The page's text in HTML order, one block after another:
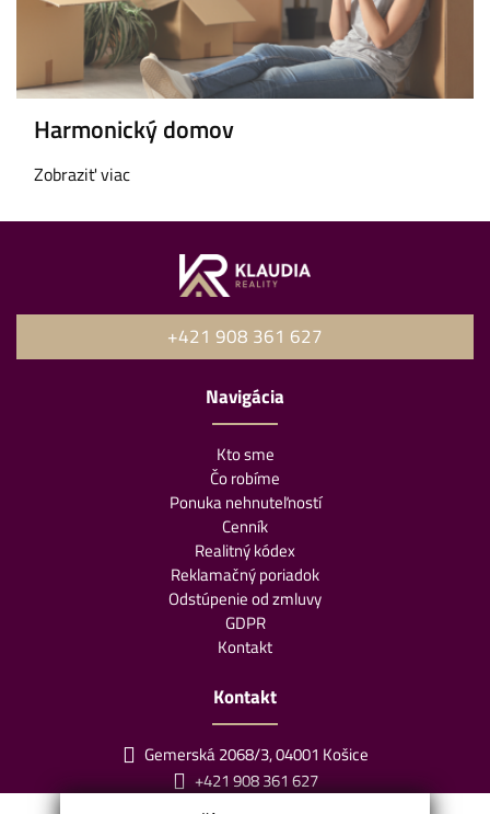
Harmonický domov
Zobraziť viac
+421 908 361 627
Navigácia
Kto sme
Čo robíme
Ponuka nehnuteľností
Cenník
Realitný kódex
Reklamačný poriadok
Odstúpenie od zmluvy
GDPR
Kontakt
Kontakt
Gemerská 2068/3, 04001 Košice
+421 908 361 627
info@klaudiareality.sk